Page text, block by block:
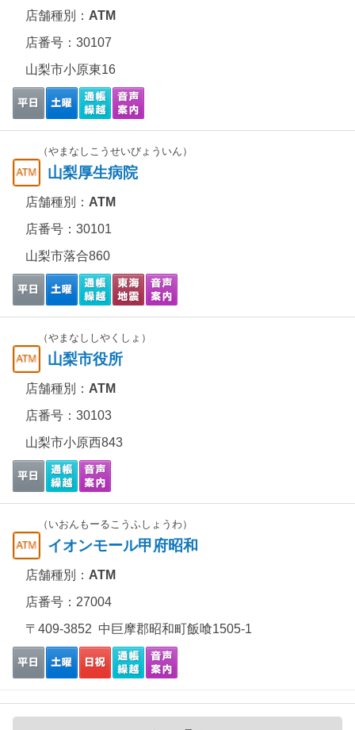
店舗種別： ATM
店番号：30107
山梨市小原東16
（やまなしこうせいびょういん）
山梨厚生病院
店舗種別： ATM
店番号：30101
山梨市落合860
（やまなししやくしょ）
山梨市役所
店舗種別： ATM
店番号：30103
山梨市小原西843
（いおんもーるこうふしょうわ）
イオンモール甲府昭和
店舗種別： ATM
店番号：27004
〒409-3852 中巨摩郡昭和町飯喰1505-1